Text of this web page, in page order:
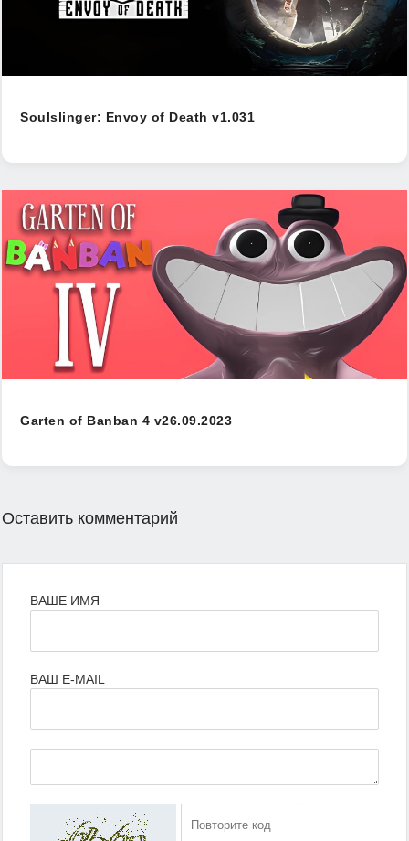
Soulslinger: Envoy of Death v1.031
Garten of Banban 4 v26.09.2023
Оставить комментарий
ВАШЕ ИМЯ
ВАШ E-MAIL